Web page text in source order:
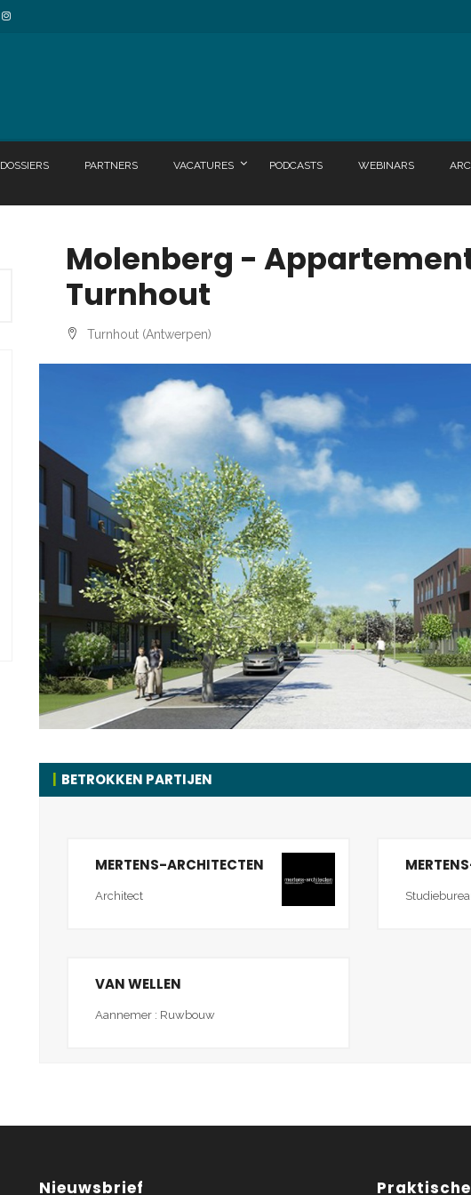
DOSSIERS PARTNERS VACATURES PODCASTS WEBINARS
Molenberg -
Turnhout
Turnhout (Antwerpen)
BETROKKEN PARTIJEN
MERTENS-ARCHITECTEN
Architect
VAN WELLEN
Aannemer : Ruwbouw
Nieuwsbrief